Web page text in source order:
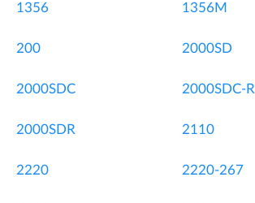
1356 1356M
200 2000SD
2000SDC 2000SDC-R
2000SDR 2110
2220 2220-267